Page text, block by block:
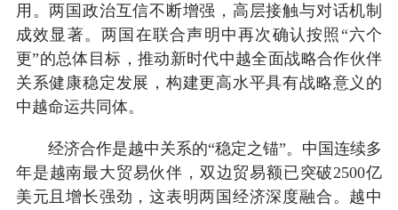
用。两国政治互信不断增强，高层接触与对话机制
成效显著。两国在联合声明中再次确认按照“六个
更”的总体目标，推动新时代中越全面战略合作伙伴
关系健康稳定发展，构建更高水平具有战略意义的
中越命运共同体。
经济合作是越中关系的“稳定之锚”。中国连续多
年是越南最大贸易伙伴，双边贸易额已突破2500亿
美元且增长强劲，这表明两国经济深度融合。越中